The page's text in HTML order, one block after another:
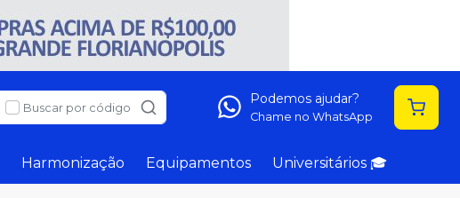
Buscar por código
Podemos ajudar?
Chame no WhatsApp
Harmonização Equipamentos Universitários 🎓